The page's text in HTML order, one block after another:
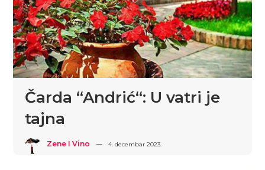
Čarda “Andrić“: U vatri je
tajna
Zene I Vino 4. decembar 2023.